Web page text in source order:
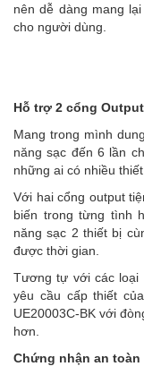
nên dễ dàng mang
cho người dùng.
Hỗ trợ 2 cổng
Mang trong mình
năng sạc đến 6 lần
những ai có nhiều
Với hai cổng output
biến trong từng tình
năng sạc 2 thiết bị
được thời gian.
Tương tự với các loại
yêu cầu cấp thiết
UE20003C-BK với
hơn.
Chứng nhận an toàn